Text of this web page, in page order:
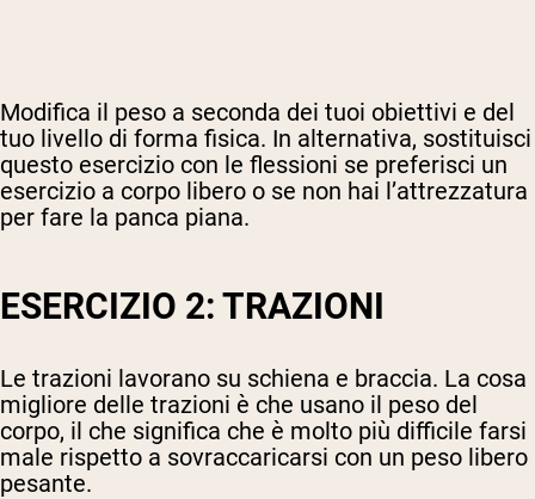
Modifica il peso a seconda dei tuoi obiettivi e del
tuo livello di forma fisica. In alternativa, sostituisci
questo esercizio con le flessioni se preferisci un
esercizio a corpo libero o se non hai l’attrezzatura
per fare la panca piana.
ESERCIZIO 2: TRAZIONI
Le trazioni lavorano su schiena e braccia. La cosa
migliore delle trazioni è che usano il peso del
corpo, il che significa che è molto più difficile farsi
male rispetto a sovraccaricarsi con un peso libero
pesante.